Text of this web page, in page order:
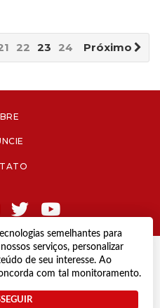
semelhantes para
serviços, personalizar
de seu interesse. Ao
com tal monitoramento.
Próximo
22 23 24 25 26 27
Diário de Jacareí.
reservados.
Uso